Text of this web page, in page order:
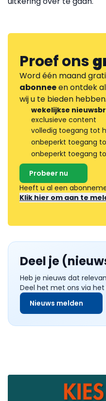
Proef ons
Word één maand
abonneeen ontdek
wij u te bieden hebben.
wekelijkse
exclusieve content
volledig toegang tot
onbeperkt toegang
onbeperkt toegang
Probeer nu
Heeft u al een
Klik hier om aan te
Deel je
Heb je nieuws dat
Deel het met ons via
Nieuws melden